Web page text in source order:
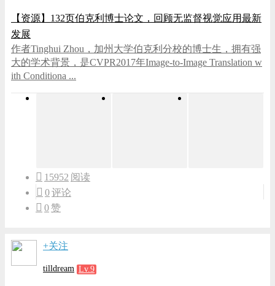
【资源】132页伯克利博士论文，回顾无监督视觉应用最新
发展
作者Tinghui Zhou，加州大学伯克利分校的博士生，拥有强
大的学术背景，是CVPR2017年Image-to-Image Translation w
ith Conditiona ...
15952 阅读
0评论
0赞
+关注
tilldream Lv.9